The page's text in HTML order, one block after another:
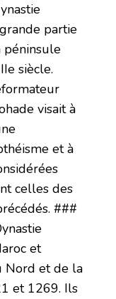
partie
siècle.
visait à
et à
celles des
###
et
Nord et de la
et 1269. Ils